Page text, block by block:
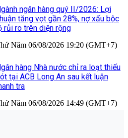
ngân hàng quý II/2026: Lợi
tăng vọt gần 28%, nợ xấu bộc
rủi ro trên diện rộng
Năm 06/08/2026 19:20 (GMT+7)
hàng Nhà nước chỉ ra loạt thiếu
tại ACB Long An sau kết luận
tra
Năm 06/08/2026 14:49 (GMT+7)